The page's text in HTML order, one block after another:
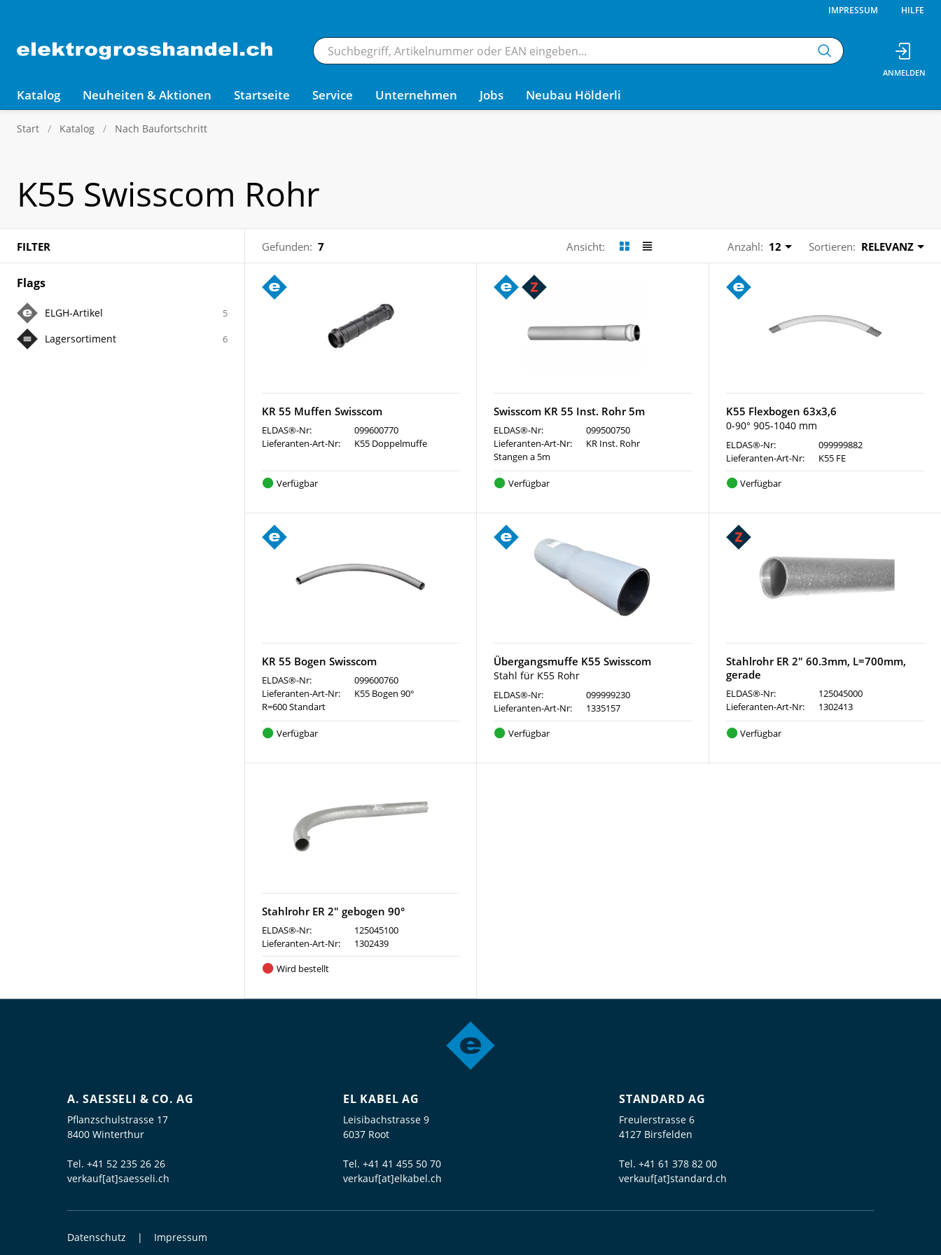
IMPRESSUM HILFE
Katalog Neuheiten & Aktionen Startseite Service Unternehmen Jobs Neubau Hölderli
Start Katalog Nach Baufortschritt
K55 Swisscom Rohr
FILTER Gefunden: 7 Ansicht: Anzahl: 12 Sortieren: RELEVANZ
Flags
ELGH-Artikel 5
Lagersortiment 6
KR 55 Muffen Swisscom
ELDAS®-Nr:
099600770
Lieferanten-Art-Nr:
K55 Doppelmuffe
Verfügbar
Swisscom KR 55 Inst. Rohr 5m
ELDAS®-Nr:
099500750
Lieferanten-Art-Nr:
KR Inst. Rohr
Stangen a 5m
Verfügbar
K55 Flexbogen 63x3,6
0-90° 905-1040 mm
ELDAS®-Nr:
099999882
Lieferanten-Art-Nr:
K55 FE
Verfügbar
KR 55 Bogen Swisscom
ELDAS®-Nr:
099600760
Lieferanten-Art-Nr:
K55 Bogen 90°
R=600 Standart
Verfügbar
Übergangsmuffe K55 Swisscom
Stahl für K55 Rohr
ELDAS®-Nr:
099999230
Lieferanten-Art-Nr:
1335157
Verfügbar
Stahlrohr ER 2" 60.3mm, L=700mm,
gerade
ELDAS®-Nr:
125045000
Lieferanten-Art-Nr:
1302413
Verfügbar
Stahlrohr ER 2" gebogen 90°
ELDAS®-Nr:
125045100
Lieferanten-Art-Nr:
1302439
Wird bestellt
A. SAESSELI & CO. AG
Pflanzschulstrasse 17
8400 Winterthur
Tel. +41 52 235 26 26
verkauf[at]saesseli.ch
EL KABEL AG
Leisibachstrasse 9
6037 Root
Tel. +41 41 455 50 70
verkauf[at]elkabel.ch
STANDARD AG
Freulerstrasse 6
4127 Birsfelden
Tel. +41 61 378 82 00
verkauf[at]standard.ch
Datenschutz Impressum